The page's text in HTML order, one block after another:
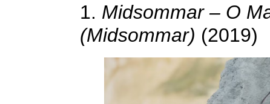
1. Midsommar – O
(Midsommar) (2019)